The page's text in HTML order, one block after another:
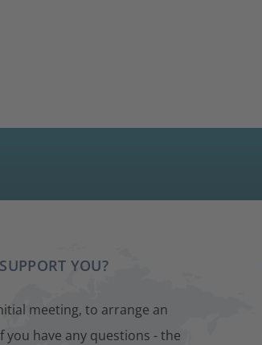
YOU?
meeting, to arrange an
have any questions - the